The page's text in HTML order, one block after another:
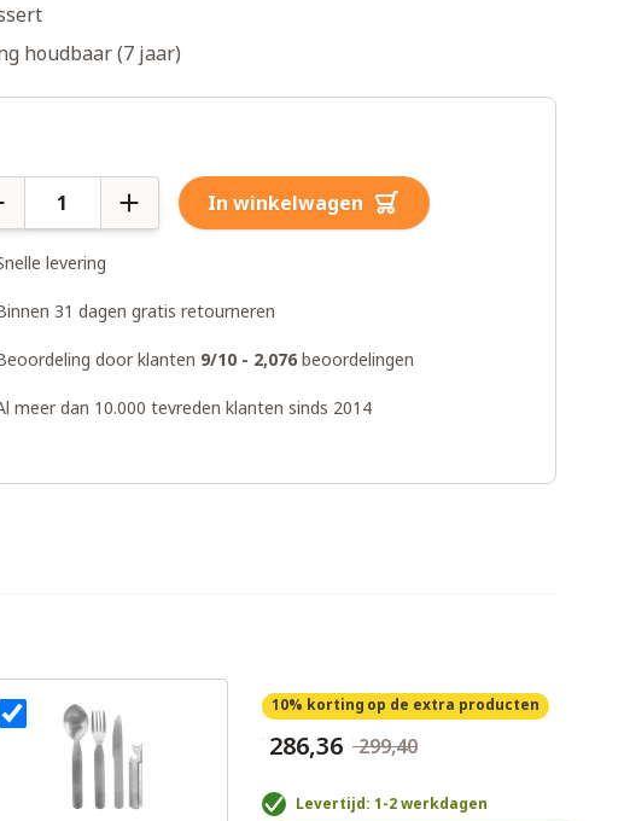
houdbaar (7 jaar)
In winkelwagen
levering
31 dagen gratis retourneren
door klanten 9/10 - 2,076beoordelingen
meer dan 10.000 tevreden klanten sinds 2014
10% korting op de extra producten
€ 286,36€ 299,40
Levertijd: 1-2 werkdagen